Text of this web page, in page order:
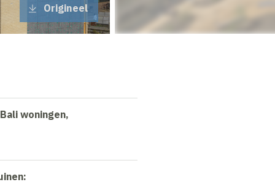
Origineel
woningen,